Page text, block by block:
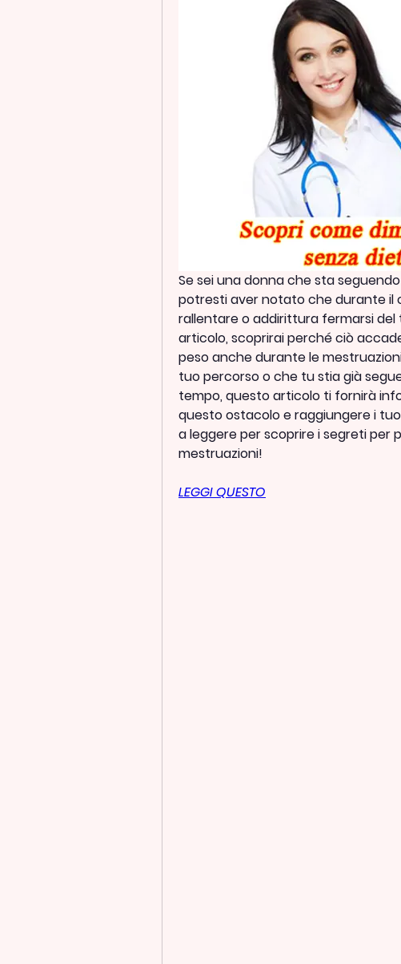
Se sei una donna che sta
potresti aver notato che durante il
rallentare o addirittura fermarsi
articolo, scoprirai perché ciò
peso anche durante le
tuo percorso o che tu stia già
tempo, questo articolo ti fornirà
questo ostacolo e raggiungere i
a leggere per scoprire i segreti per
mestruazioni!
LEGGI QUESTO